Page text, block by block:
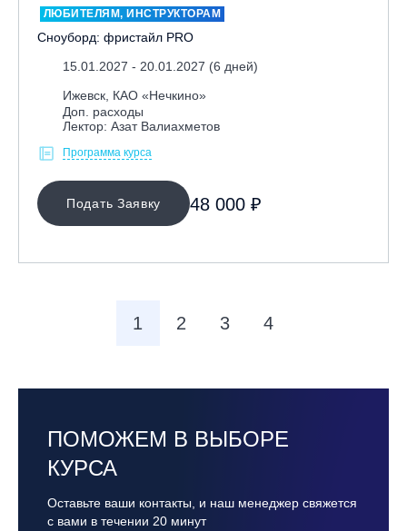
ЛЮБИТЕЛЯМ, ИНСТРУКТОРАМ
Сноуборд: фристайл PRO
15.01.2027 - 20.01.2027 (6 дней)
Ижевск, КАО «Нечкино»
Доп. расходы
Лектор: Азат Валиахметов
Программа курса
Подать Заявку 48 000 ₽
1 2 3 4
ПОМОЖЕМ В ВЫБОРЕ
КУРСА
Оставьте ваши контакты, и наш менеджер свяжется
с вами в течении 20 минут